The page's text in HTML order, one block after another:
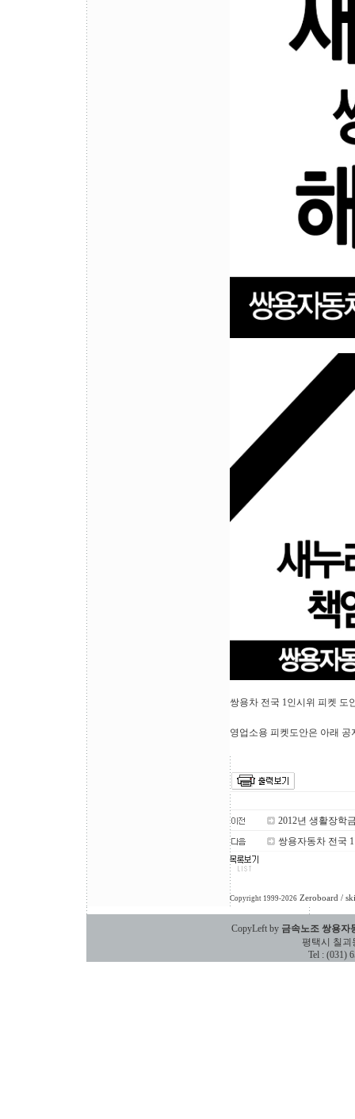
쌍용차 전국 1인시위 피켓 도
영업소용 피켓도안은 아래
2012년 생활장학
쌍용자동차 전국
Copyright 1999-2026 Zeroboard /
CopyLeft by 금속노조 쌍용자
평택시 칠괴동
Tel : (031)